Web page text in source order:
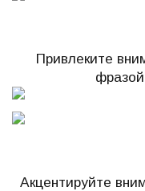
Привлеките
Акцентируйте